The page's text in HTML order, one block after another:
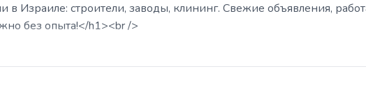
в Израиле: строители, заводы, клининг. Свежие объявления,
без опыта!</h1><br />